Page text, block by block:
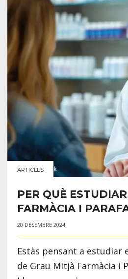
ARTICLES
PER QUÈ
FARMÀCIA I
20 DESEMBRE 2024
Estàs pensant a estudiar
de Grau Mitjà Farmàcia i